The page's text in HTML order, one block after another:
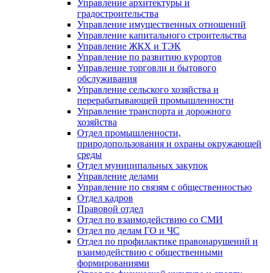
Управление архитектуры и
градостроительства
Управление имущественных отношений
Управление капитального строительства
Управление ЖКХ и ТЭК
Управление по развитию курортов
Управление торговли и бытового
обслуживания
Управление сельского хозяйства и
перерабатывающей промышленности
Управление транспорта и дорожного
хозяйства
Отдел промышленности,
природопользования и охраны окружающей
среды
Отдел муниципальных закупок
Управление делами
Управление по связям с общественностью
Отдел кадров
Правовой отдел
Отдел по взаимодействию со СМИ
Отдел по делам ГО и ЧС
Отдел по профилактике правонарушений и
взаимодействию с общественными
формированиями